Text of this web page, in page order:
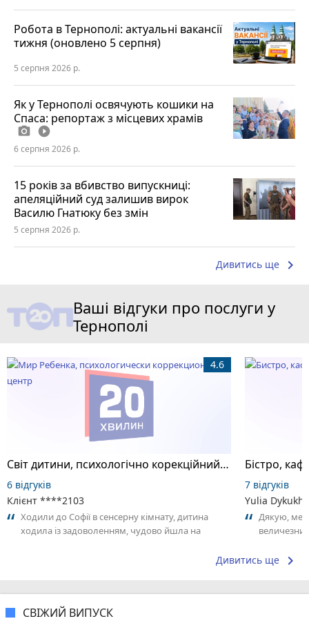
Робота в Тернополі: актуальні вакансії
тижня (оновлено 5 серпня)
5 серпня 2026 р.
Як у Тернополі освячують кошики на
Спаса: репортаж з місцевих храмів
photo_camera play_circle_filled
6 серпня 2026 р.
15 років за вбивство випускниці:
апеляційний суд залишив вирок
Василю Гнатюку без змін
5 серпня 2026 р.
Дивитись ще keyboard_arrow_right
Ваші відгуки про послуги у
Тернополі
Світ дитини, психологічно корекційний центр
4.6
6 відгуків
Клієнт ****2103
Ходили до Софії в сенсерну кімнату, дитина
ходила із задоволенням, чудово йшла на
Бістро,
7 відгуків
Yulia
Дякую,
Дивитись ще keyboard_arrow_right
СВІЖИЙ ВИПУСК